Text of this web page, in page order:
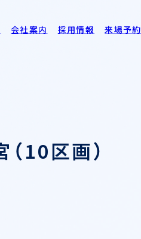
会社案内 採用情報 来場予約
10区画）